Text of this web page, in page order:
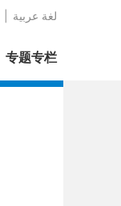
عربية‎ لغة
专题专栏